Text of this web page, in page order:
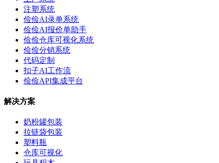
注塑系统
俭俭AI录单系统
俭俭AI报价单助手
俭俭仓库可视化系统
俭俭分销系统
代码定制
扣子AI工作流
俭俭API集成平台
解决方案
奶粉罐包装
拉链袋包装
塑料瓶
仓库可视化